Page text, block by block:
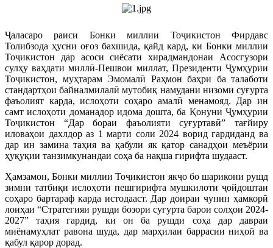
Ҷаласаро раиси Бонки миллии Тоҷикистон Фирдавс
Толибзода ҳусни оғоз бахшида, қайд кард, ки Бонки миллии
Тоҷикистон дар асоси сиёсати хирадмандонаи Асосгузори
сулҳу ваҳдати миллӣ-Пешвои миллат, Президенти Ҷумҳурии
Тоҷикистон, муҳтарам Эмомалӣ Раҳмон баҳри ба талаботи
стандартҳои байналмилалӣ мутобиқ намудани низоми суғурта
фаъолият карда, ислоҳоти соҳаро амалӣ менамояд. Дар ин
самт ислоҳоти доманадор идома дошта, ба Қонуни Ҷумҳурии
Тоҷикистон “Дар бораи фаъолияти суғуртавӣ” тағйиру
иловаҳои дахлдор аз 1 марти соли 2024 ворид гардиданд ва
дар ин замина таҳия ва қабули як қатор санадҳои меъёрии
ҳуқуқии танзимкунандаи соҳа ба нақша гирифта шудааст.
Ҳамзамон, Бонки миллии Тоҷикистон якҷо бо шарикони рушд
зимни татбиқи ислоҳоти пешгирифта мушкилоти ҷойдоштаи
соҳаро бартараф карда истодааст. Дар доираи чунин ҳамкорӣ
лоиҳаи “Стратегияи рушди бозори суғурта барои солҳои 2024-
2027” таҳия гардид, ки он ба рушди соҳа дар давраи
миёнамуҳлат равона шуда, дар марҳилаи баррасии ниҳоӣ ва
қабул қарор дорад.